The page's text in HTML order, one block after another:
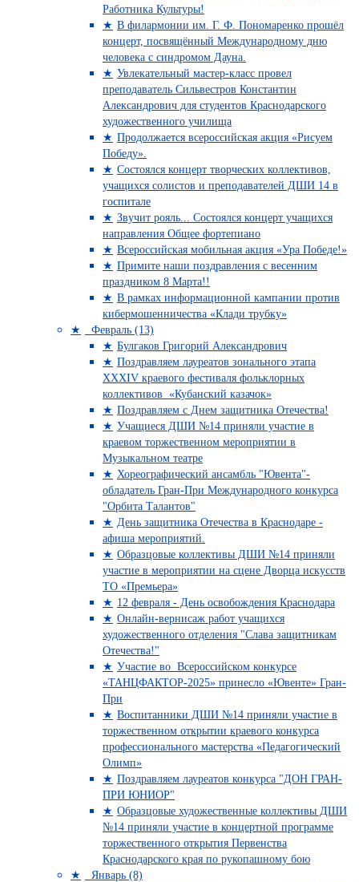
Работника Культуры!
В филармонии им. Г. Ф. Пономаренко прошёл
концерт, посвящённый Международному дню
человека с синдромом Дауна.
Увлекательный мастер-класс провел
преподаватель Сильвестров Константин
Александрович для студентов Краснодарского
художественного училища
Продолжается всероссийская акция «Рисуем
Победу».
Состоялся концерт творческих коллективов,
учащихся солистов и преподавателей ДШИ 14 в
госпитале
Звучит рояль... Состоялся концерт учащихся
направления Общее фортепиано
Всероссийская мобильная акция «Ура Победе!»
Примите наши поздравления с весенним
праздником 8 Марта!!
В рамках информационной кампании против
кибермошенничества «Клади трубку»
Февраль (13)
Булгаков Григорий Александрович
Поздравляем лауреатов зонального этапа
XXXIV краевого фестиваля фольклорных
коллективов «Кубанский казачок»
Поздравляем с Днем защитника Отечества!
Учащиеся ДШИ №14 приняли участие в
краевом торжественном мероприятии в
Музыкальном театре
Хореографический ансамбль "Ювента"-
обладатель Гран-При Международного конкурса
"Орбита Талантов"
День защитника Отечества в Краснодаре -
афиша мероприятий.
Образцовые коллективы ДШИ №14 приняли
участие в мероприятии на сцене Дворца искусств
ТО «Премьера»
12 февраля - День освобождения Краснодара
Онлайн-вернисаж работ учащихся
художественного отделения "Слава защитникам
Отечества!"
Участие во Всероссийском конкурсе
«ТАНЦФАКТОР-2025» принесло «Ювенте» Гран-
При
Воспитанники ДШИ №14 приняли участие в
торжественном открытии краевого конкурса
профессионального мастерства «Педагогический
Олимп»
Поздравляем лауреатов конкурса "ДОН ГРАН-
ПРИ ЮНИОР"
Образцовые художественные коллективы ДШИ
№14 приняли участие в концертной программе
торжественного открытия Первенства
Краснодарского края по рукопашному бою
Январь (8)